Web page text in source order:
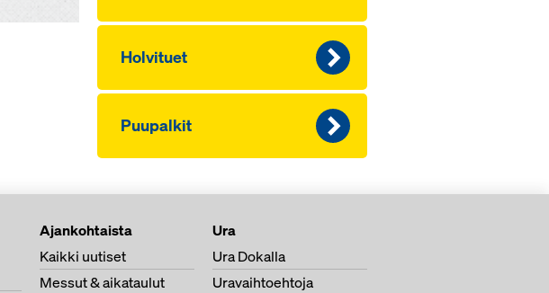
Hol­vi­tuet
Puu­pal­kit
Ajankohtaista
Kaikki uutiset
Messut & aikataulut
Ura
Ura Dokalla
Uravaihtoehtoja